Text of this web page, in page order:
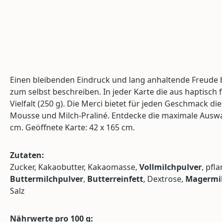
Einen bleibenden Eindruck und lang anhaltende
zum selbst beschreiben. In jeder Karte die aus
Vielfalt (250 g). Die Merci bietet für jeden Geschmack
Mousse und Milch-Praliné. Entdecke die maximale
cm. Geöffnete Karte: 42 x 165 cm.
Zutaten:
Zucker, Kakaobutter, Kakaomasse, Vollmilchpulver,
Buttermilchpulver, Butterreinfett, Dextrose,
Salz
Nährwerte pro 100 g: